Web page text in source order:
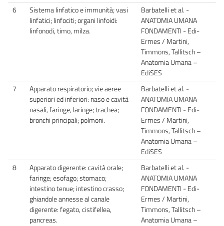
6
Sistema linfatico e immunità; vasi
linfatici; linfociti; organi linfoidi:
linfonodi, timo, milza.
Barbatelli et al. -
ANATOMIA UMANA
FONDAMENTI - Edi-
Ermes / Martini,
Timmons, Tallitsch –
Anatomia Umana –
EdiSES
7
Apparato respiratorio; vie aeree
superiori ed inferiori: naso e cavità
nasali, faringe, laringe; trachea;
bronchi principali; polmoni.
Barbatelli et al. -
ANATOMIA UMANA
FONDAMENTI - Edi-
Ermes / Martini,
Timmons, Tallitsch –
Anatomia Umana –
EdiSES
8
Apparato digerente: cavità orale;
faringe; esofago; stomaco;
intestino tenue; intestino crasso;
ghiandole annesse al canale
digerente: fegato, cistifellea,
pancreas.
Barbatelli et al. -
ANATOMIA UMANA
FONDAMENTI - Edi-
Ermes / Martini,
Timmons, Tallitsch –
Anatomia Umana –